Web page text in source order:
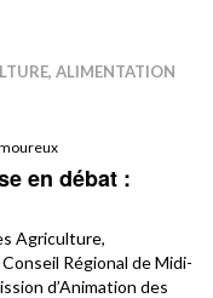
ALIMENTATION
en débat :
Agriculture,
Régional de Midi-
d’Animation des